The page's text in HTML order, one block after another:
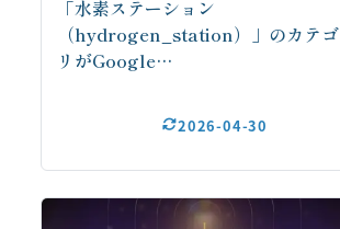
「水素ステーション
（hydrogen_station）」のカテゴ
リがGoogle…
2026-04-30